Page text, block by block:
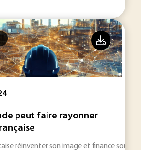
peut faire rayonner
réinventer son image et finance son